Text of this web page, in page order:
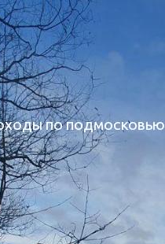
ПО ПОДМОСКОВЬЮ